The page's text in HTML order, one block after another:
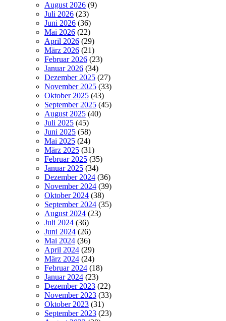
August 2026 (9)
Juli 2026 (23)
Juni 2026 (36)
Mai 2026 (22)
April 2026 (29)
März 2026 (21)
Februar 2026 (23)
Januar 2026 (34)
Dezember 2025 (27)
November 2025 (33)
Oktober 2025 (43)
September 2025 (45)
August 2025 (40)
Juli 2025 (45)
Juni 2025 (58)
Mai 2025 (24)
März 2025 (31)
Februar 2025 (35)
Januar 2025 (34)
Dezember 2024 (36)
November 2024 (39)
Oktober 2024 (38)
September 2024 (35)
August 2024 (23)
Juli 2024 (36)
Juni 2024 (26)
Mai 2024 (36)
April 2024 (29)
März 2024 (24)
Februar 2024 (18)
Januar 2024 (23)
Dezember 2023 (22)
November 2023 (33)
Oktober 2023 (31)
September 2023 (23)